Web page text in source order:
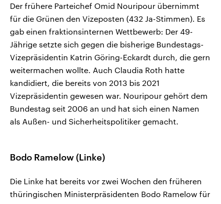
Der frühere Parteichef Omid Nouripour übernimmt
für die Grünen den Vizeposten (432 Ja-Stimmen). Es
gab einen fraktionsinternen Wettbewerb: Der 49-
Jährige setzte sich gegen die bisherige Bundestags-
Vizepräsidentin Katrin Göring-Eckardt durch, die gern
weitermachen wollte. Auch Claudia Roth hatte
kandidiert, die bereits von 2013 bis 2021
Vizepräsidentin gewesen war. Nouripour gehört dem
Bundestag seit 2006 an und hat sich einen Namen
als Außen- und Sicherheitspolitiker gemacht.
Bodo Ramelow (Linke)
Die Linke hat bereits vor zwei Wochen den früheren
thüringischen Ministerpräsidenten Bodo Ramelow für